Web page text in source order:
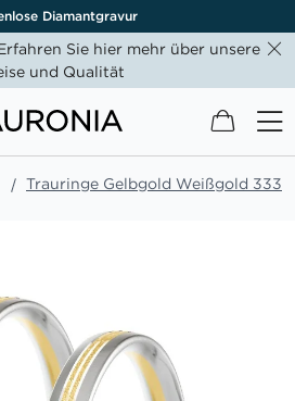
Diamantgravur
Sie hier mehr über unsere
und Qualität
Mein
Trauringe Gelbgold Weißgold 333